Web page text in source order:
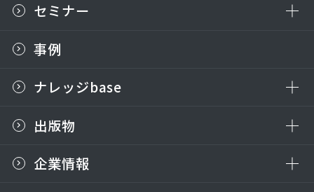
セミナー
事例
ナレッジbase
出版物
企業情報